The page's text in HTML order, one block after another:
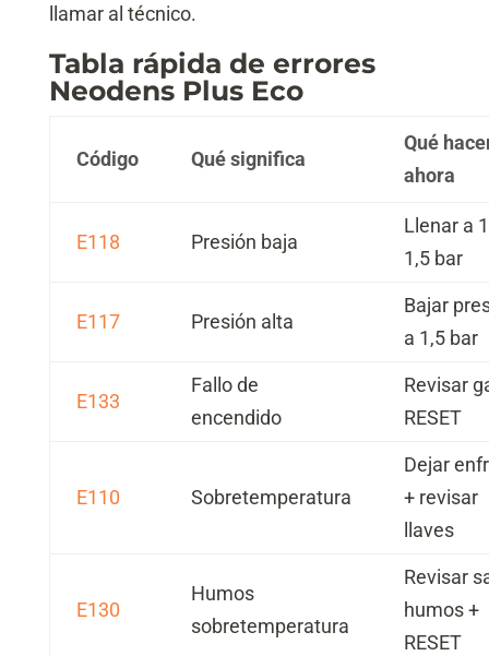
llamar al técnico.
Tabla rápida de errores
Neodens Plus Eco
Código Qué significa
Qué
ahora
E118 Presión baja
Llenar a
1,5 bar
E117 Presión alta
Bajar
a 1,5 bar
E133
Fallo de
encendido
Revisar
RESET
E110 Sobretemperatura
Dejar
+ revisar
llaves
E130
Humos
sobretemperatura
Revisar
humos +
RESET